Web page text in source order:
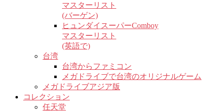
マスターリスト
(バーゲン)
ヒュンダイスーパーComboy
マスターリスト
(英語で)
台湾
台湾からファミコン
メガドライブで台湾のオリジナルゲーム
メガドライブアジア版
コレクション
任天堂